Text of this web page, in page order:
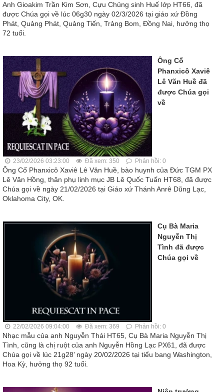
Anh Gioakim Trần Kim Sơn, Cựu Chủng sinh Huế lớp HT66, đã
được Chúa gọi về lúc 06g30 ngày 02/3/2026 tại giáo xứ Đồng
Phát, Quảng Phát, Quảng Tiến, Trảng Bom, Ðồng Nai, hưởng thọ
72 tuổi.
Ông Cố
Phanxicô Xaviê
Lê Văn Huề đã
được Chúa gọi
về
23/02/2026 03:23:00 Đã xem: 350 Phản hồi: 0
Ông Cố Phanxicô Xaviê Lê Văn Huề, bào huynh của Đức TGM PX
Lê Văn Hồng, thân phụ linh mục JB Lê Quốc Tuấn HT68, đã được
Chúa gọi về ngày 21/02/2026 tại Giáo xứ Thánh Anrê Dũng Lạc,
Oklahoma City, OK.
Cụ Bà Maria
Nguyễn Thị
Tình đã được
Chúa gọi về
22/02/2026 09:04:00 Đã xem: 369 Phản hồi: 0
Nhạc mẫu của anh Nguyễn Thái HT65, Cụ Bà Maria Nguyễn Thị
Tình, cũng là chị ruột của anh Nguyễn Hồng Lạc PX61, đã được
Chúa gọi về lúc 21g28’ ngày 20/02/2026 tại tiểu bang Washington,
Hoa Kỳ, hưởng thọ 92 tuổi.